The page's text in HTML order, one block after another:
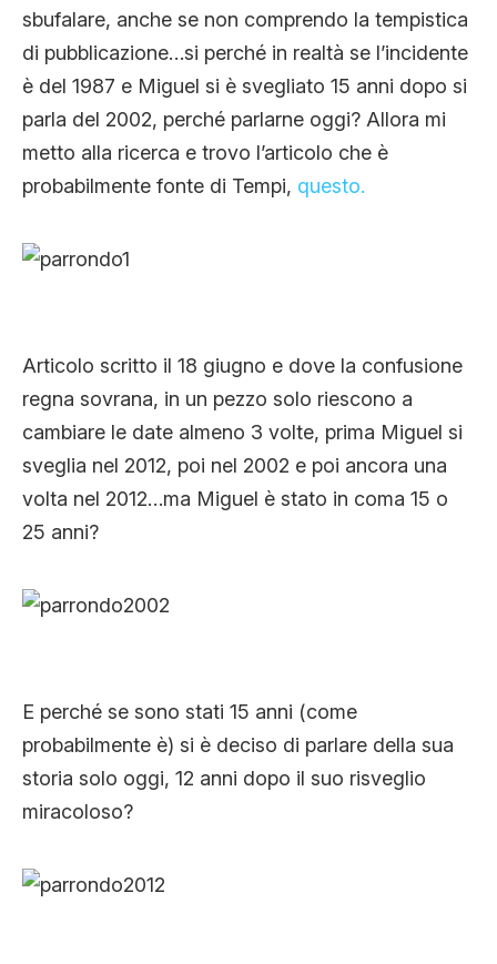
sbufalare, anche se non comprendo la tempistica
di pubblicazione…si perché in realtà se l’incidente
è del 1987 e Miguel si è svegliato 15 anni dopo si
parla del 2002, perché parlarne oggi? Allora mi
metto alla ricerca e trovo l’articolo che è
probabilmente fonte di Tempi, questo.
Articolo scritto il 18 giugno e dove la confusione
regna sovrana, in un pezzo solo riescono a
cambiare le date almeno 3 volte, prima Miguel si
sveglia nel 2012, poi nel 2002 e poi ancora una
volta nel 2012…ma Miguel è stato in coma 15 o
25 anni?
E perché se sono stati 15 anni (come
probabilmente è) si è deciso di parlare della sua
storia solo oggi, 12 anni dopo il suo risveglio
miracoloso?